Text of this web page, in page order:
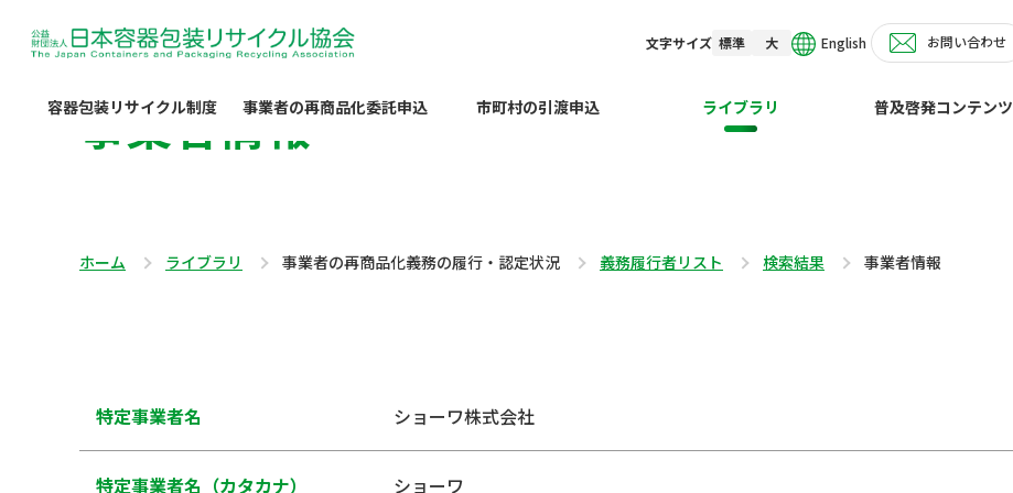
文字サイズ 標準 大 English お問い合わせ
容器包装リサイクル制度 事業者の再商品化委託申込 市町村の引渡申込 ライブラリ 普及啓発コンテンツ
事業者情報
ホーム ライブラリ 事業者の再商品化義務の履行・認定状況 義務履行者リスト 検索結果 事業者情報
特定事業者名 ショーワ株式会社
特定事業者名（カタカナ） ショーワ